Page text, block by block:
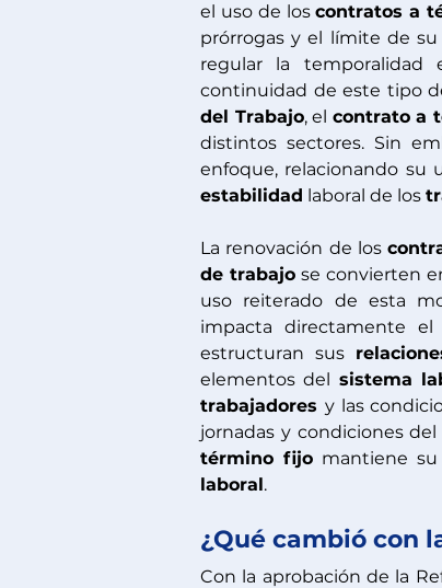
el uso de los contratos a
prórrogas y el límite de
regular la
continuidad de este tipo
del Trabajo, el contrato a
distintos sectores. Sin
estabilidad laboral de los
La renovación de los
de trabajo se convierten
uso reiterado de esta
impacta directamente el
estructuran sus
elementos del sistema
trabajadores y las
jornadas y condiciones
término fijo mantiene su
laboral.
¿Qué cambió con
Con la aprobación de la